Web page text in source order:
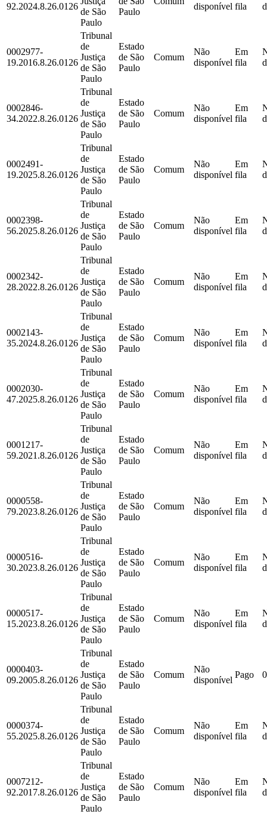
92.2024.8.26.0126
de São
Paulo
Paulo
disponível fila
0002977-
19.2016.8.26.0126
Tribunal
de
Justiça
de São
Paulo
Estado
de São
Paulo
Comum
Não
disponível
Em
fila
0002846-
34.2022.8.26.0126
Tribunal
de
Justiça
de São
Paulo
Estado
de São
Paulo
Comum
Não
disponível
Em
fila
0002491-
19.2025.8.26.0126
Tribunal
de
Justiça
de São
Paulo
Estado
de São
Paulo
Comum
Não
disponível
Em
fila
0002398-
56.2025.8.26.0126
Tribunal
de
Justiça
de São
Paulo
Estado
de São
Paulo
Comum
Não
disponível
Em
fila
0002342-
28.2022.8.26.0126
Tribunal
de
Justiça
de São
Paulo
Estado
de São
Paulo
Comum
Não
disponível
Em
fila
0002143-
35.2024.8.26.0126
Tribunal
de
Justiça
de São
Paulo
Estado
de São
Paulo
Comum
Não
disponível
Em
fila
0002030-
47.2025.8.26.0126
Tribunal
de
Justiça
de São
Paulo
Estado
de São
Paulo
Comum
Não
disponível
Em
fila
0001217-
59.2021.8.26.0126
Tribunal
de
Justiça
de São
Paulo
Estado
de São
Paulo
Comum
Não
disponível
Em
fila
0000558-
79.2023.8.26.0126
Tribunal
de
Justiça
de São
Paulo
Estado
de São
Paulo
Comum
Não
disponível
Em
fila
0000516-
30.2023.8.26.0126
Tribunal
de
Justiça
de São
Paulo
Estado
de São
Paulo
Comum
Não
disponível
Em
fila
0000517-
15.2023.8.26.0126
Tribunal
de
Justiça
de São
Paulo
Estado
de São
Paulo
Comum
Não
disponível
Em
fila
0000403-
09.2005.8.26.0126
Tribunal
de
Justiça
de São
Paulo
Estado
de São
Paulo
Comum
Não
disponível
Pago
0000374-
55.2025.8.26.0126
Tribunal
de
Justiça
de São
Paulo
Estado
de São
Paulo
Comum
Não
disponível
Em
fila
0007212-
92.2017.8.26.0126
Tribunal
de
Justiça
de São
Paulo
Estado
de São
Paulo
Comum
Não
disponível
Em
fila